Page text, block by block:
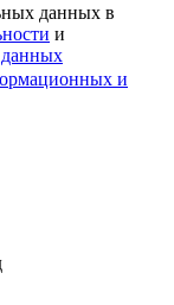
данных в
и
и